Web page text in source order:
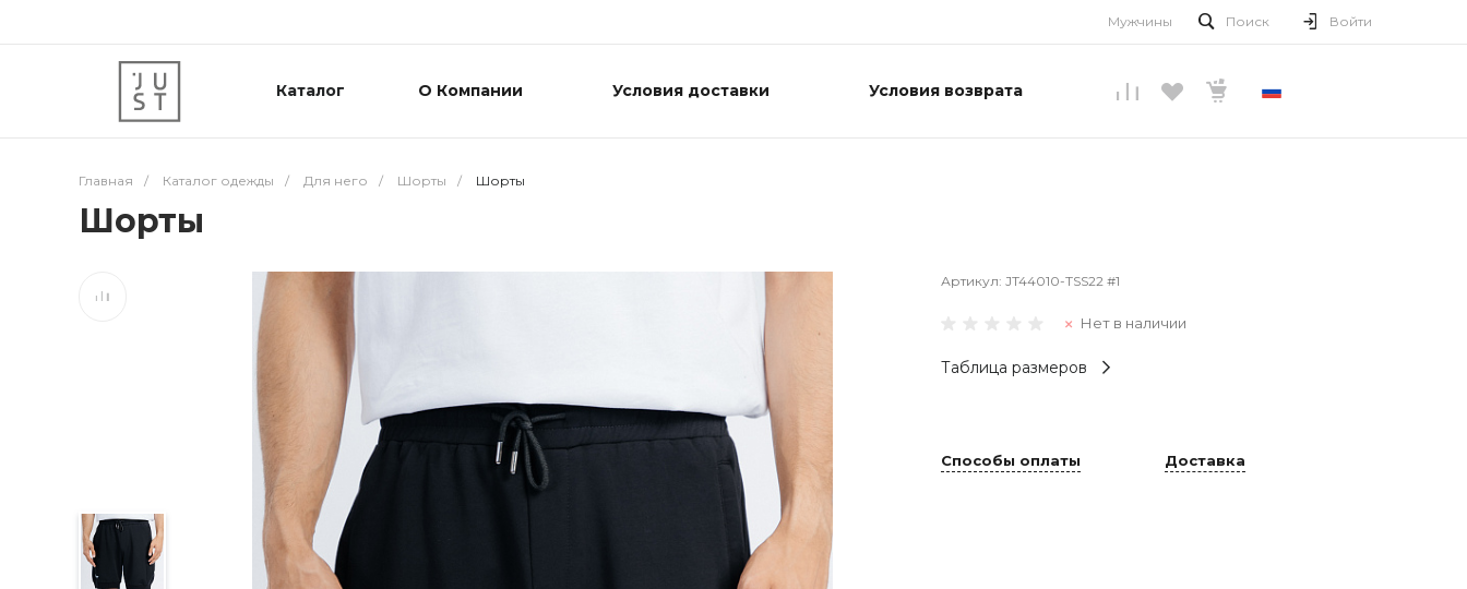
Мужчины Поиск Войти
Каталог О Компании Условия доставки Условия возврата
Главная / Каталог одежды / Для него / Шорты / Шорты
Шорты
Артикул: JT44010-TSS22 #1
Нет в наличии
Таблица размеров
Способы оплаты Доставка